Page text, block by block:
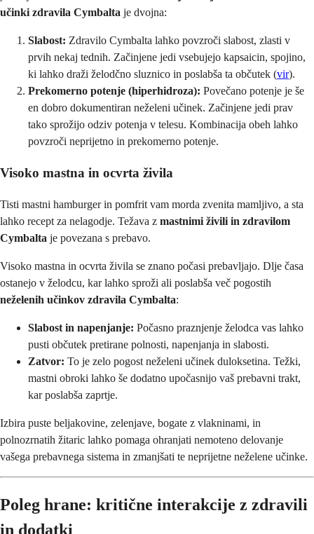
učinki zdravila Cymbalta je dvojna:
Slabost: Zdravilo Cymbalta lahko povzroči slabost, zlasti v
prvih nekaj tednih. Začinjene jedi vsebujejo kapsaicin, spojino,
ki lahko draži želodčno sluznico in poslabša ta občutek (vir).
Prekomerno potenje (hiperhidroza): Povečano potenje je še
en dobro dokumentiran neželeni učinek. Začinjene jedi prav
tako sprožijo odziv potenja v telesu. Kombinacija obeh lahko
povzroči neprijetno in prekomerno potenje.
Visoko mastna in ocvrta živila
Tisti mastni hamburger in pomfrit vam morda zvenita mamljivo, a sta
lahko recept za nelagodje. Težava z mastnimi živili in zdravilom
Cymbalta je povezana s prebavo.
Visoko mastna in ocvrta živila se znano počasi prebavljajo. Dlje časa
ostanejo v želodcu, kar lahko sproži ali poslabša več pogostih
neželenih učinkov zdravila Cymbalta:
Slabost in napenjanje: Počasno praznjenje želodca vas lahko
pusti občutek pretirane polnosti, napenjanja in slabosti.
Zatvor: To je zelo pogost neželeni učinek duloksetina. Težki,
mastni obroki lahko še dodatno upočasnijo vaš prebavni trakt,
kar poslabša zaprtje.
Izbira puste beljakovine, zelenjave, bogate z vlakninami, in
polnozrnatih žitaric lahko pomaga ohranjati nemoteno delovanje
vašega prebavnega sistema in zmanjšati te neprijetne neželene učinke.
Poleg hrane: kritične interakcije z zdravili
in dodatki